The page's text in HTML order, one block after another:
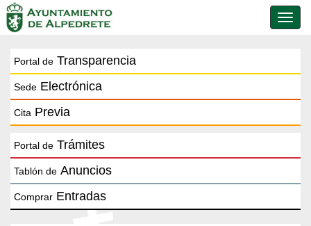
de
Portal de Transparencia
Sede Electrónica
Cita Previa
Portal de Trámites
Tablón de Anuncios
Comprar Entradas